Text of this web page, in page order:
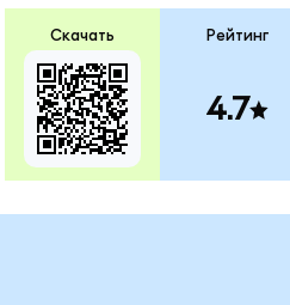
Скачать Рейтинг
4.7